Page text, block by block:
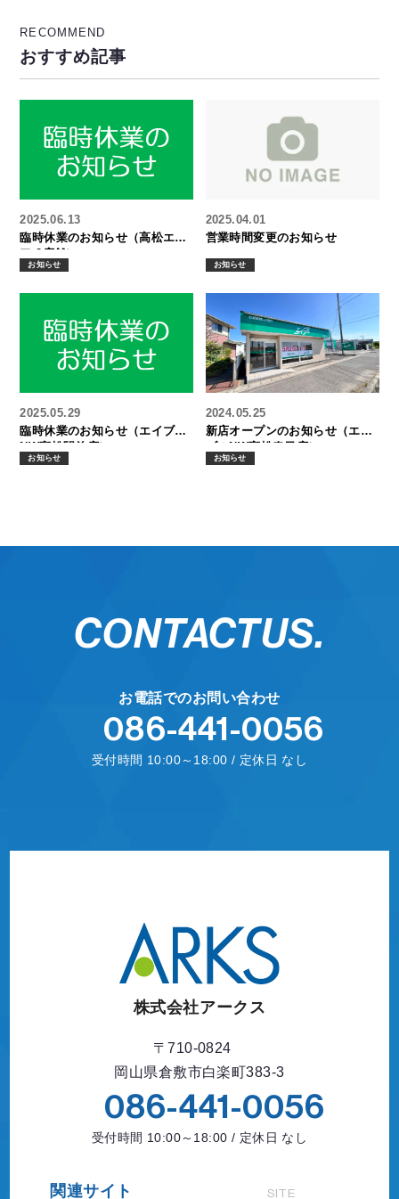
RECOMMEND
おすすめ記事
臨時休業のお知らせ（高松エリ
ア 2店舗）
2025.06.13
お知らせ
営業時間変更のお知らせ
2025.04.01
お知らせ
臨時休業のお知らせ（エイブル
NW高松駅前店）
2025.05.29
お知らせ
新店オープンのお知らせ（エイ
ブルNW高松春日店）
2024.05.25
お知らせ
CONTACTUS.
お電話でのお問い合わせ
086-441-0056
受付時間 10:00～18:00 / 定休日 なし
株式会社アークス
〒710-0824
岡山県倉敷市白楽町383-3
086-441-0056
受付時間 10:00～18:00 / 定休日 なし
関連サイト SITE